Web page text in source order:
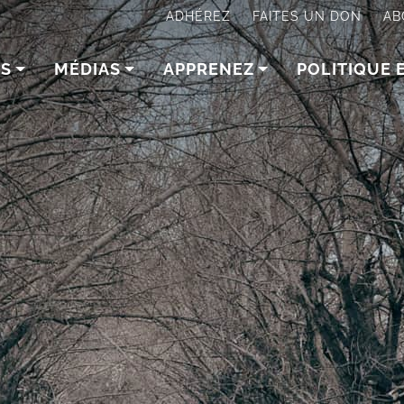
ADHÉREZ FAITES UN DON
MÉDIAS APPRENEZ POLITIQUE